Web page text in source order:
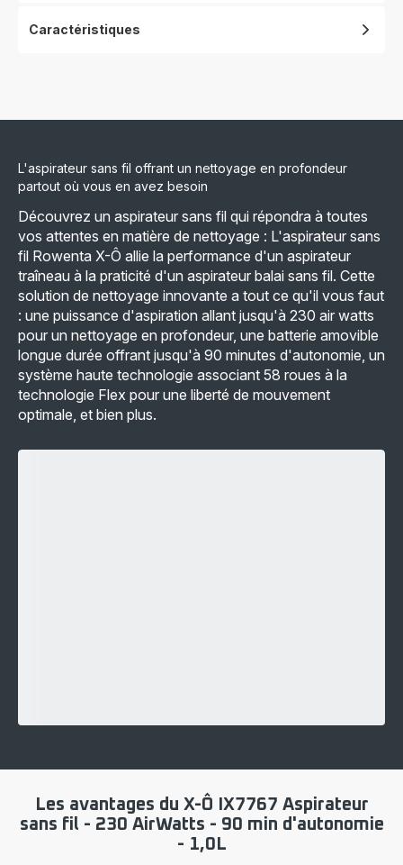
Caractéristiques
L'aspirateur sans fil offrant un nettoyage en profondeur
partout où vous en avez besoin
Découvrez un aspirateur sans fil qui répondra à toutes
vos attentes en matière de nettoyage : L'aspirateur sans
fil Rowenta X-Ô allie la performance d'un aspirateur
traîneau à la praticité d'un aspirateur balai sans fil. Cette
solution de nettoyage innovante a tout ce qu'il vous faut
: une puissance d'aspiration allant jusqu'à 230 air watts
pour un nettoyage en profondeur, une batterie amovible
longue durée offrant jusqu'à 90 minutes d'autonomie, un
système haute technologie associant 58 roues à la
technologie Flex pour une liberté de mouvement
optimale, et bien plus.
Les avantages du X-Ô IX7767 Aspirateur
sans fil - 230 AirWatts - 90 min d'autonomie
- 1,0L